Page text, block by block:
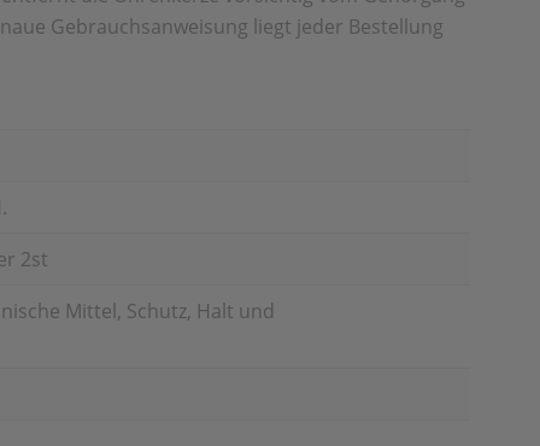
Gebrauchsanweisung liegt jeder Bestellung
2st
Mittel, Schutz, Halt und